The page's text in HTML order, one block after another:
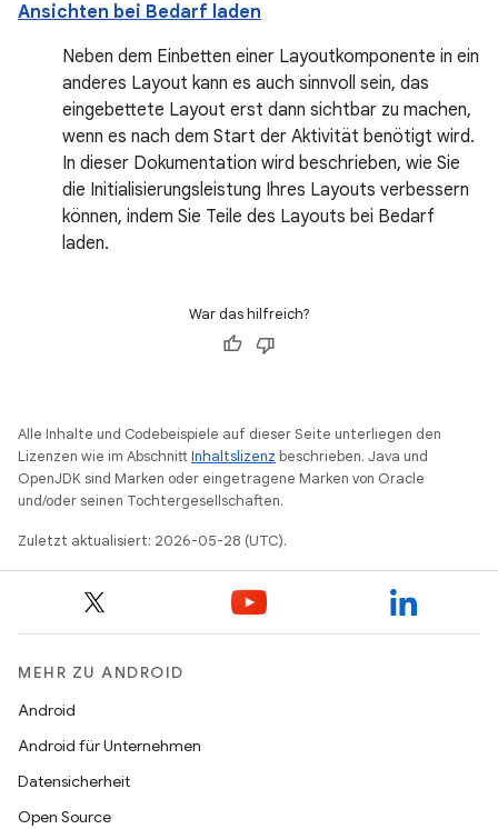
Ansichten bei Bedarf laden
Neben dem Einbetten einer Layoutkomponente in ein
anderes Layout kann es auch sinnvoll sein, das
eingebettete Layout erst dann sichtbar zu machen,
wenn es nach dem Start der Aktivität benötigt wird.
In dieser Dokumentation wird beschrieben, wie Sie
die Initialisierungsleistung Ihres Layouts verbessern
können, indem Sie Teile des Layouts bei Bedarf
laden.
War das hilfreich?
Alle Inhalte und Codebeispiele auf dieser Seite unterliegen den
Lizenzen wie im AbschnittInhaltslizenz beschrieben. Java und
OpenJDK sind Marken oder eingetragene Marken von Oracle
und/oder seinen Tochtergesellschaften.
Zuletzt aktualisiert: 2026-05-28 (UTC).
MEHR ZU ANDROID
Android
Android für Unternehmen
Datensicherheit
Open Source